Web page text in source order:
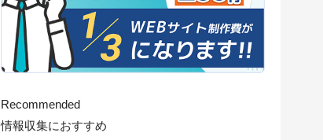
Recommended
情報収集におすすめ